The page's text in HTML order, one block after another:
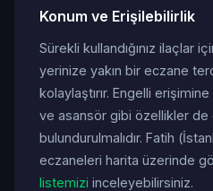
Konum ve Erişilebilirlik
Sürekli kullandığınız ilaçlar
yerinize yakın bir eczane
kolaylaştırır. Engelli
ve asansör gibi özellikler de
bulundurulmalıdır. Fatih
eczaneleri harita üzerinde
listemizi inceleyebilirsiniz.